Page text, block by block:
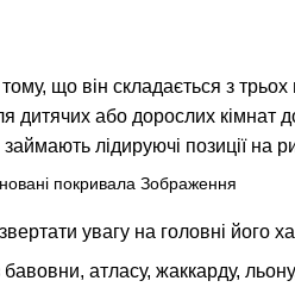
що він складається з
або дорослих кімнат
лідируючі позиції на
увагу на головні його
атласу, жаккарду,